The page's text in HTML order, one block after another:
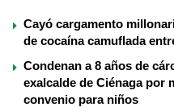
Cayó cargamento
de cocaína camuflada
Condenan a 8 años de
exalcalde de Ciénaga por
convenio para niños